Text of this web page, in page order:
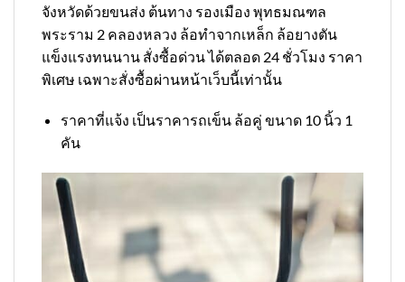
จังหวัดด้วยขนส่ง ต้นทาง รองเมือง พุทธมณฑล
พระราม 2 คลองหลวง ล้อทำจากเหล็ก ล้อยางตัน
แข็งแรงทนนาน สั่งซื้อด่วน ได้ตลอด 24 ชั่วโมง ราคา
พิเศษ เฉพาะสั่งซื้อผ่านหน้าเว็บนี้เท่านั้น
ราคาที่แจ้ง เป็นราคารถเข็น ล้อคู่ ขนาด 10 นิ้ว 1
คัน